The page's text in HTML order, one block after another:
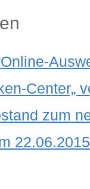
Center„
zum
22.06.2015